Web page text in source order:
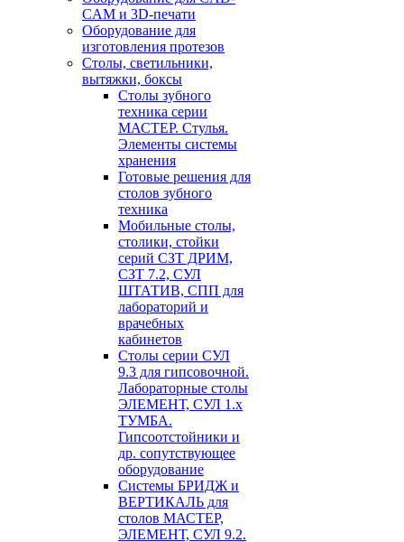
CAM и 3D-печати
Оборудование для
изготовления протезов
Cтолы, светильники,
вытяжки, боксы
Столы зубного
техника серии
МАСТЕР. Стулья.
Элементы системы
хранения
Готовые решения для
столов зубного
техника
Мобильные столы,
столики, стойки
серий СЗТ ДРИМ,
СЗТ 7.2, СУЛ
ШТАТИВ, СПП для
лабораторий и
врачебных
кабинетов
Столы серии СУЛ
9.3 для гипсовочной.
Лабораторные столы
ЭЛЕМЕНТ, СУЛ 1.х
ТУМБА.
Гипсоотстойники и
др. сопутствующее
оборудование
Системы БРИДЖ и
ВЕРТИКАЛЬ для
столов МАСТЕР,
ЭЛЕМЕНТ, СУЛ 9.2.